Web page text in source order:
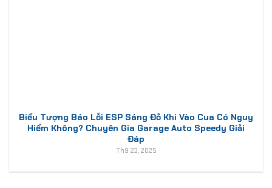
Biểu Tượng Báo Lỗi ESP Sáng Đỏ Khi Vào Cua Có Nguy
Hiểm Không? Chuyên Gia Garage Auto Speedy Giải
Đáp
Th9 23, 2025